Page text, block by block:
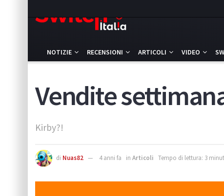
NOTIZIE RECENSIONI ARTICOLI VIDEO
Vendite
Kirby?!
di Nuas82 4 anni fa in Articoli Tempo di lettura: 3